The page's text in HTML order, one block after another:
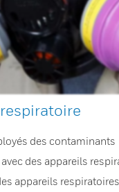
des contaminants
des appareils
appareils